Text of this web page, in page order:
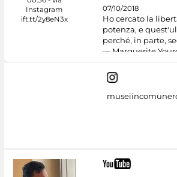
07/10/2018
Ho cercato la
potenza, e
perché, in parte,
— Marguerite